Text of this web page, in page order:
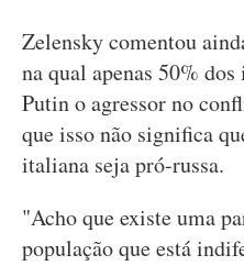
Zelensky comentou
na qual apenas 50%
Putin o agressor no
que isso não significa
italiana seja pró-russa.
"Acho que existe uma
população que está